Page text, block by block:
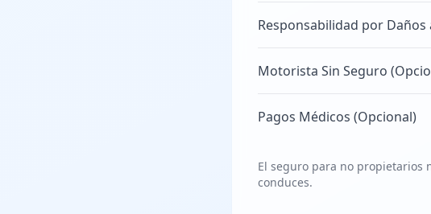
Responsabilidad por Daños
Motorista Sin Seguro
Pagos Médicos (Opcional)
El seguro para no propietarios
conduces.